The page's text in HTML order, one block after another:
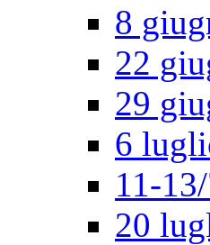
8
22
29
6
11-
20